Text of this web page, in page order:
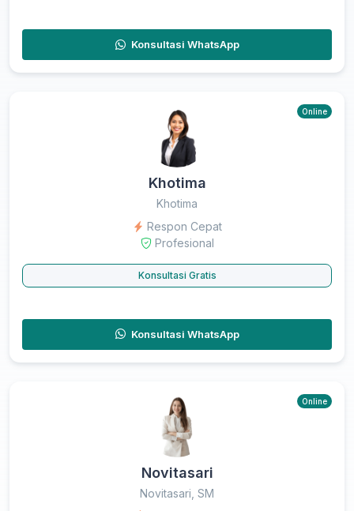
Konsultasi WhatsApp
Online
Khotima
Khotima
Respon Cepat
Profesional
Konsultasi Gratis
Konsultasi WhatsApp
Online
Novitasari
Novitasari, SM